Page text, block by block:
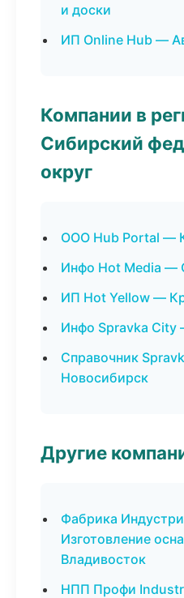
и доски
ИП Online Hub —
Компании в
Сибирский
округ
ООО Hub Portal —
Инфо Hot Media —
ИП Hot Yellow —
Инфо Spravka City
Справочник
Новосибирск
Другие
Фабрика
Изготовление
Владивосток
НПП Профи